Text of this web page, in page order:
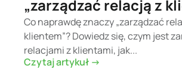
„zarządzać relacją z
Co naprawdę znaczy „zarządzać
klientem”? Dowiedz się, czym jest
relacjami z klientami, jak...
Czytaj artykuł ->